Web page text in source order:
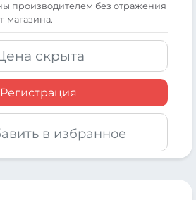
производителем без отражения
магазина.
скрыта
Регистрация
в избранное